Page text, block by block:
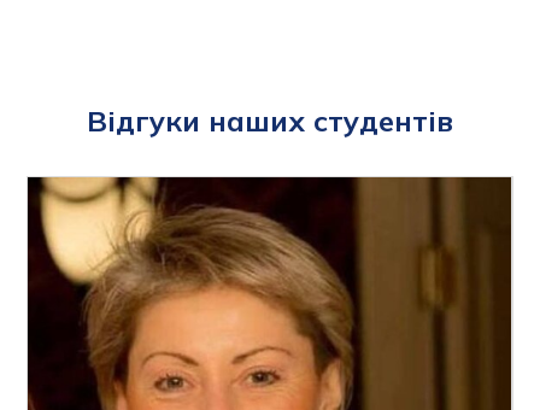
Відгуки наших студентів